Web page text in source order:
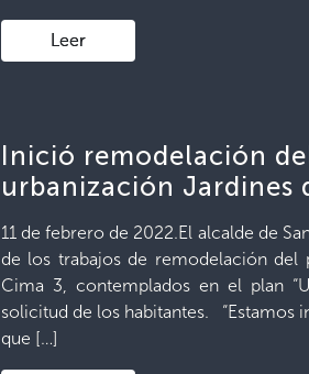
Leer
Inició remodelación
urbanización Jardines
11 de febrero de 2022.El alcalde de
de los trabajos de remodelación del
Cima 3, contemplados en el plan
solicitud de los habitantes. “Estamos
que […]